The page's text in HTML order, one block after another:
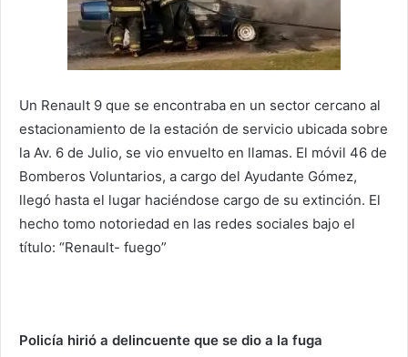
Un Renault 9 que se encontraba en un sector cercano al
estacionamiento de la estación de servicio ubicada sobre
la Av. 6 de Julio, se vio envuelto en llamas. El móvil 46 de
Bomberos Voluntarios, a cargo del Ayudante Gómez,
llegó hasta el lugar haciéndose cargo de su extinción. El
hecho tomo notoriedad en las redes sociales bajo el
título: “Renault- fuego”
Policía hirió a delincuente que se dio a la fuga